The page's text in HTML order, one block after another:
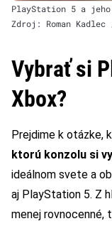
PlayStation 5 a
Zdroj: Roman Kadlec /
Vybrať si
Xbox?
Prejdime k otázke,
ktorú konzolu si
ideálnom svete a
aj PlayStation 5. Z
menej rovnocenné,